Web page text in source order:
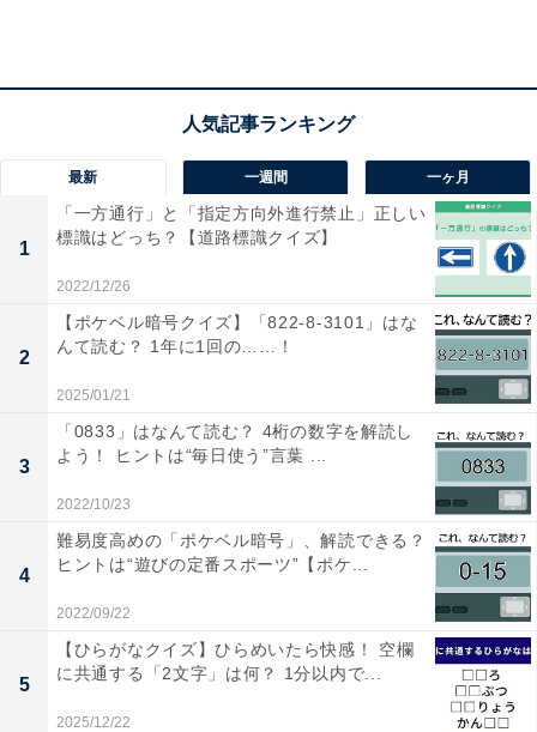
漢字「葡萄」はなんて読む？ 【難読漢字クイズ】
最新 一週間 一ヶ月
1
「一方通行」と「指定方向外進行禁止」正しい
標識はどっち？【道路標識クイズ】
2022/12/26
2
【ポケベル暗号クイズ】「822-8-3101」はな
んて読む？ 1年に1回の……！
2025/01/21
3
「0833」はなんて読む？ 4桁の数字を解読し
よう！ ヒントは“毎日使う”言葉 ...
2022/10/23
4
難易度高めの「ポケベル暗号」、解読できる？
ヒントは“遊びの定番スポーツ”【ポケ...
2022/09/22
5
【ひらがなクイズ】ひらめいたら快感！ 空欄
に共通する「2文字」は何？ 1分以内で...
2025/12/22